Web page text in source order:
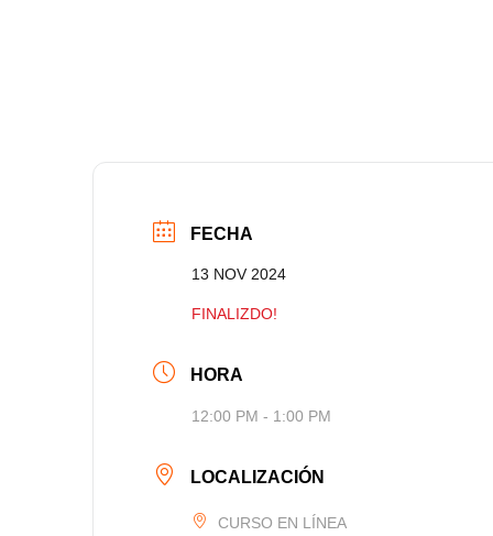
FECHA
13 NOV 2024
FINALIZDO!
HORA
12:00 PM - 1:00 PM
LOCALIZACIÓN
CURSO EN LÍNEA